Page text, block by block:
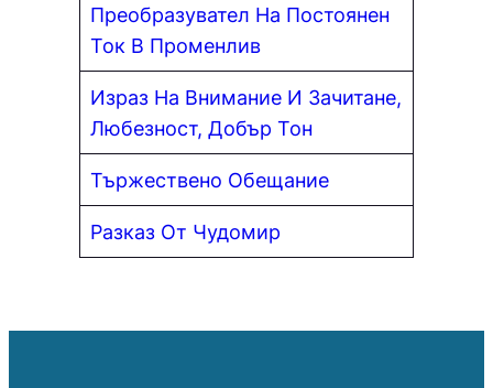
Преобразувател На Постоянен
Ток В Променлив
Израз На Внимание И Зачитане,
Любезност, Добър Тон
Тържествено Обещание
Разказ От Чудомир